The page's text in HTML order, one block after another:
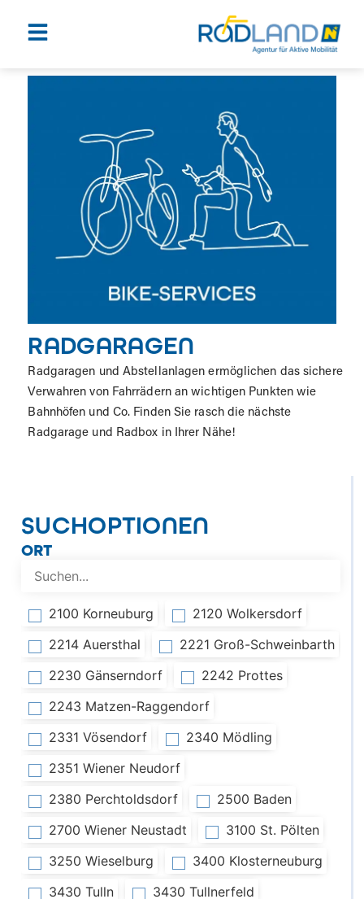
RADGARAGEN
Radgaragen und Abstellanlagen ermöglichen das sichere
Verwahren von Fahrrädern an wichtigen Punkten wie
Bahnhöfen und Co. Finden Sie rasch die nächste
Radgarage und Radbox in Ihrer Nähe!
SUCHOPTIONEN
ORT
2100 Korneuburg
2120 Wolkersdorf
2214 Auersthal
2221 Groß-Schweinbarth
2230 Gänserndorf
2242 Prottes
2243 Matzen-Raggendorf
2331 Vösendorf
2340 Mödling
2351 Wiener Neudorf
2380 Perchtoldsdorf
2500 Baden
2700 Wiener Neustadt
3100 St. Pölten
3250 Wieselburg
3400 Klosterneuburg
3430 Tulln
3430 Tullnerfeld